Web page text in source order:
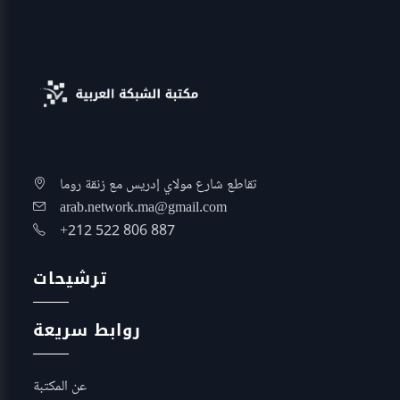
تقاطع شارع مولاي إدريس مع زنقة روما
arab.network.ma@gmail.com
+212 522 806 887
ترشيحات
روابط سريعة
عن المكتبة